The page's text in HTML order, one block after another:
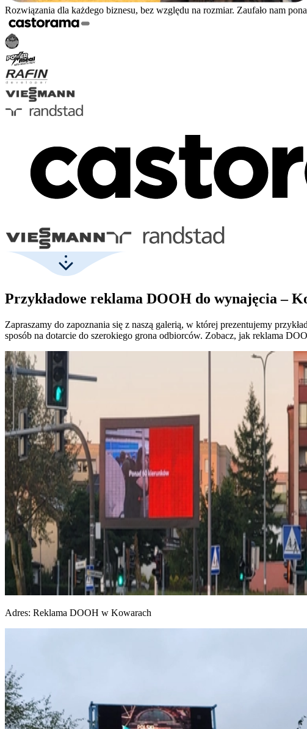
Rozwiązania dla każdego biznesu, bez względu na rozmiar. Zaufało nam
Przykładowe reklama DOOH do wynajęcia –
Zapraszamy do zapoznania się z naszą galerią, w której prezentujemy
sposób na dotarcie do szerokiego grona odbiorców. Zobacz, jak reklama
Adres: Reklama DOOH w Kowarach